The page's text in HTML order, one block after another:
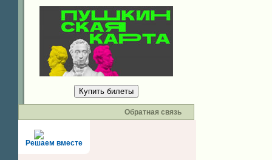
Купить билеты
Обратная связь
Решаем вместе